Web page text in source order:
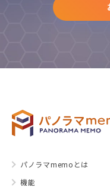
パノラマmemoとは
機能